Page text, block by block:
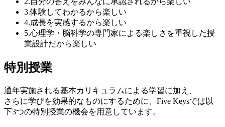
3.体験してわかるから楽しい
4.成長を実感するから楽しい
5.心理学・脳科学の専門家による楽しさを重視した授
業設計だから楽しい
特別授業
通年実施される基本カリキュラムによる学習に加え、
さらに学びを効果的なものにするために、Five Keysでは以
下3つの特別授業の機会を用意しています。